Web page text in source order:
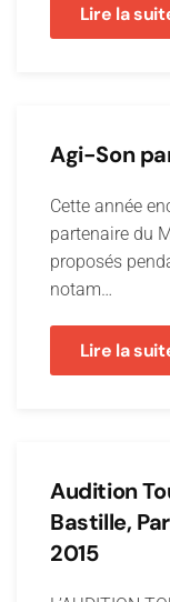
Lire la
Agi-Son
Cette année
partenaire du
proposés
notam…
Lire la
Audition
Bastille,
2015